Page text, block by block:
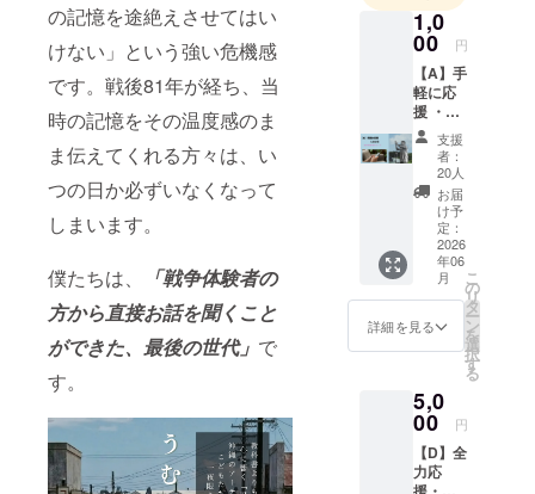
の記憶を途絶えさせてはい
けない」という強い危機感
です。戦後81年が経ち、当
時の記憶をその温度感のま
ま伝えてくれる方々は、い
つの日か必ずいなくなって
しまいます。
僕たちは、
「戦争体験者の
方から直接お話を聞くこと
ができた、最後の世代」 で
す。
1,0
00 円
【A】手
軽に応
援 ・心
からの
ありが
とう
メール
■うむい
のわ実
行委員
会より
ご支援
への感
謝の気
持ちを
からの
ありが
とう
メール
を送ら
支援
者：
20人
お届
け予
定：
2026
年06
月
詳細を見る
こ
の
リ
タ
ー
ン
を
選
択
す
る
5,0
00 円
【D】全
力応